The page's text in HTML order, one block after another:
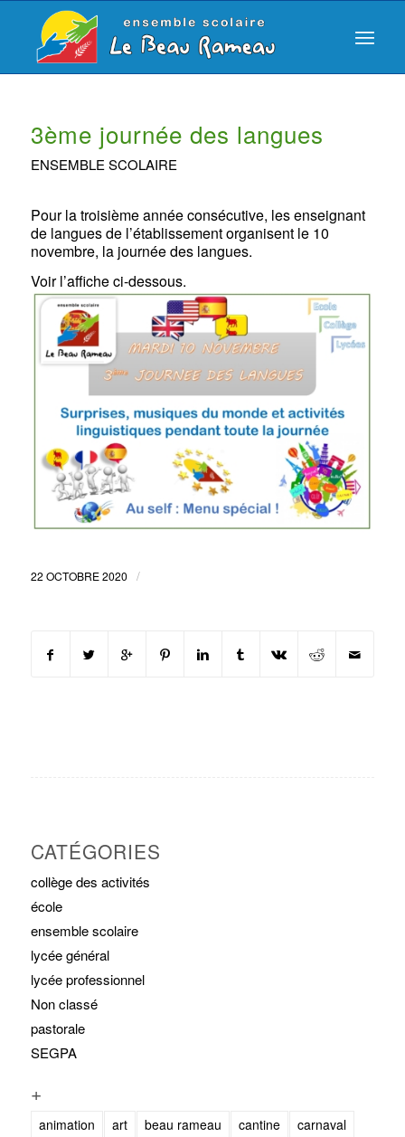
3ème journée des langues
ENSEMBLE SCOLAIRE
Pour la troisième année consécutive, les enseignant
de langues de l’établissement organisent le 10
novembre, la journée des langues.
Voir l’affiche ci-dessous.
22 OCTOBRE 2020 /
CATÉGORIES
collège des activités
école
ensemble scolaire
lycée général
lycée professionnel
Non classé
pastorale
SEGPA
+
animation art beau rameau cantine
carnaval